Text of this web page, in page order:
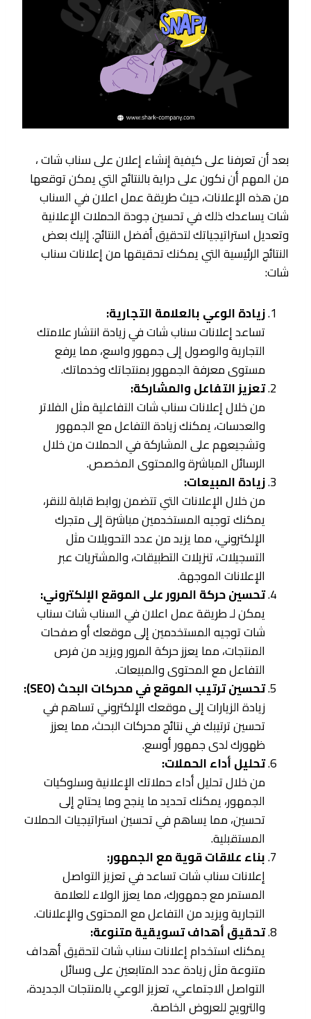
بعد أن تعرفنا على كيفية إنشاء إعلان على سناب شات ،
من المهم أن نكون على دراية بالنتائج التي يمكن توقعها
من هذه الإعلانات، حيث طريقة عمل اعلان في السناب
شات يساعدك ذلك في تحسين جودة الحملات الإعلانية
وتعديل استراتيجياتك لتحقيق أفضل النتائج. إليك بعض
النتائج الرئيسية التي يمكنك تحقيقها من إعلانات سناب
شات:
زيادة الوعي بالعلامة التجارية:
تساعد إعلانات سناب شات في زيادة انتشار علامتك
التجارية والوصول إلى جمهور واسع، مما يرفع
مستوى معرفة الجمهور بمنتجاتك وخدماتك.
تعزيز التفاعل والمشاركة:
من خلال إعلانات سناب شات التفاعلية مثل الفلاتر
والعدسات، يمكنك زيادة التفاعل مع الجمهور
وتشجيعهم على المشاركة في الحملات من خلال
الرسائل المباشرة والمحتوى المخصص.
زيادة المبيعات:
من خلال الإعلانات التي تتضمن روابط قابلة للنقر،
يمكنك توجيه المستخدمين مباشرة إلى متجرك
الإلكتروني، مما يزيد من عدد التحويلات مثل
التسجيلات، تنزيلات التطبيقات، والمشتريات عبر
الإعلانات الموجهة.
تحسين حركة المرور على الموقع الإلكتروني:
يمكن لـ طريقة عمل اعلان في السناب شات سناب
شات توجيه المستخدمين إلى موقعك أو صفحات
المنتجات، مما يعزز حركة المرور ويزيد من فرص
التفاعل مع المحتوى والمبيعات.
تحسين ترتيب الموقع في محركات البحث (SEO):
زيادة الزيارات إلى موقعك الإلكتروني تساهم في
تحسين ترتيبك في نتائج محركات البحث، مما يعزز
ظهورك لدى جمهور أوسع.
تحليل أداء الحملات:
من خلال تحليل أداء حملاتك الإعلانية وسلوكيات
الجمهور، يمكنك تحديد ما ينجح وما يحتاج إلى
تحسين، مما يساهم في تحسين استراتيجيات الحملات
المستقبلية.
بناء علاقات قوية مع الجمهور:
إعلانات سناب شات تساعد في تعزيز التواصل
المستمر مع جمهورك، مما يعزز الولاء للعلامة
التجارية ويزيد من التفاعل مع المحتوى والإعلانات.
تحقيق أهداف تسويقية متنوعة:
يمكنك استخدام إعلانات سناب شات لتحقيق أهداف
متنوعة مثل زيادة عدد المتابعين على وسائل
التواصل الاجتماعي، تعزيز الوعي بالمنتجات الجديدة،
والترويج للعروض الخاصة.